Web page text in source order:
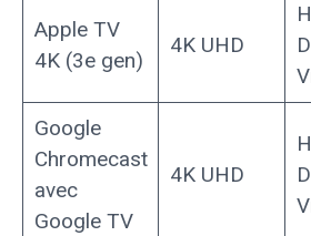
Apple TV
4K (3e gen)
4K UHD
Google
Chromecast
avec
Google TV
4K UHD